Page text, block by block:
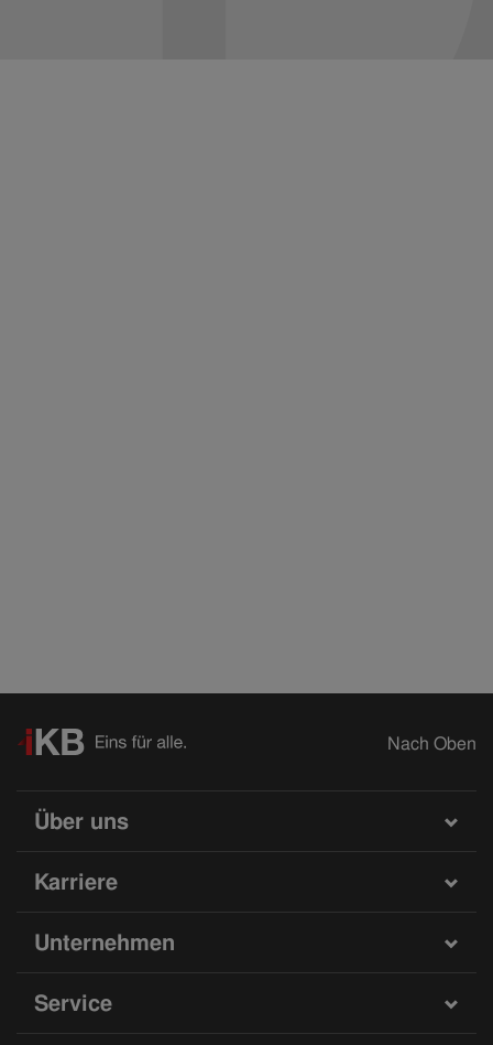
Nach Oben
Über uns
Karriere
Unternehmen
Service